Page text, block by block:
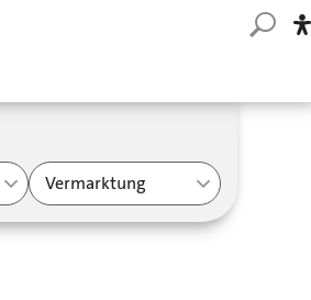
Vermarktung